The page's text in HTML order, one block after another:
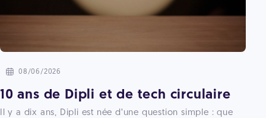
08/06/2026
10 ans de Dipli et de tech circulaire
Il y a dix ans, Dipli est née d’une question simple : que